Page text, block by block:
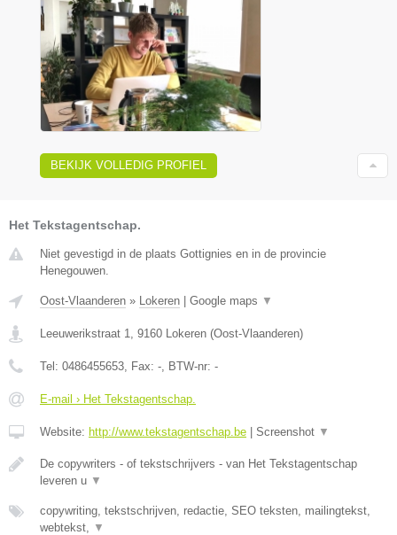
BEKIJK VOLLEDIG PROFIEL
Het Tekstagentschap.
Niet gevestigd in de plaats Gottignies en in de provincie
Henegouwen.
Oost-Vlaanderen » Lokeren | Google maps ▼
Leeuwerikstraat 1 9160 Lokeren (Oost-Vlaanderen)
Tel: 0486455653 , Fax: - , BTW-nr: -
E-mail › Het Tekstagentschap.
Website: http://www.tekstagentschap.be | Screenshot ▼
De copywriters - of tekstschrijvers - van Het Tekstagentschap
leveren u ▼
copywriting, tekstschrijven, redactie, SEO teksten, mailingtekst,
webtekst,
▼